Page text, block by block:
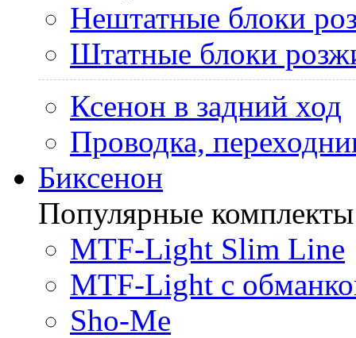
Нештатные блоки
Штатные блоки
Ксенон в задний ход
Проводка,
Биксенон
Популярные комплекты
MTF-Light Slim Line
MTF-Light с
Sho-Me